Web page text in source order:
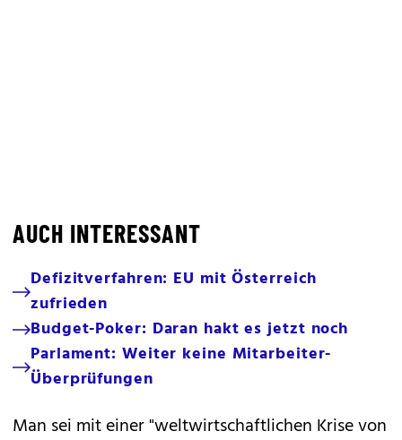
AUCH INTERESSANT
Defizitverfahren: EU mit Österreich
zufrieden
Budget-Poker: Daran hakt es jetzt noch
Parlament: Weiter keine Mitarbeiter-
Überprüfungen
Man sei mit einer "weltwirtschaftlichen Krise von